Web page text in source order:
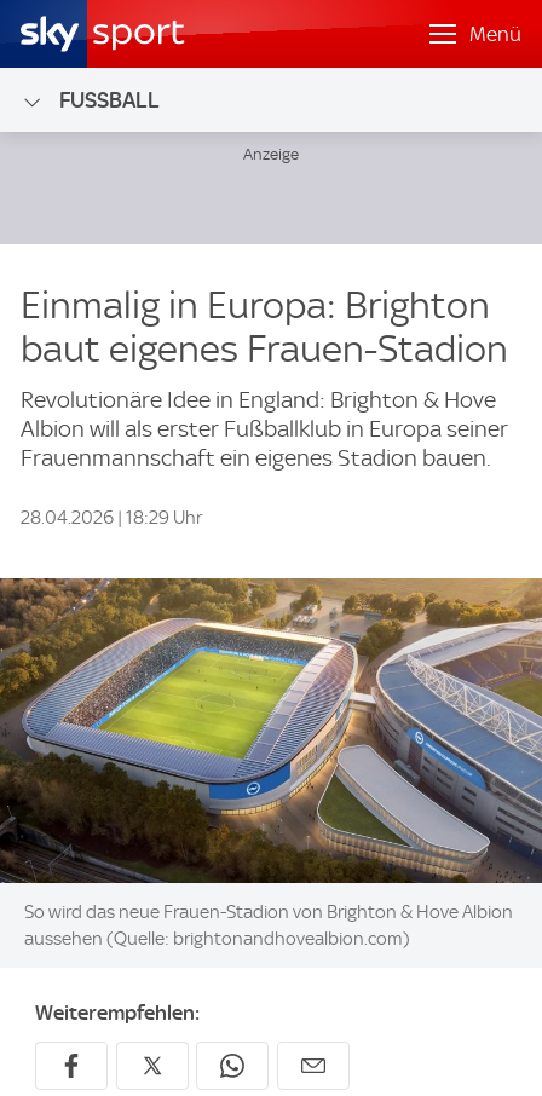
Menü
FUSSBALL
Einmalig in Europa: Brighton
baut eigenes Frauen-Stadion
Revolutionäre Idee in England: Brighton & Hove
Albion will als erster Fußballklub in Europa seiner
Frauenmannschaft ein eigenes Stadion bauen.
28.04.2026 | 18:29 Uhr
Image:
So wird das neue Frauen-Stadion von Brighton & Hove Albion
aussehen (Quelle: brightonandhovealbion.com)
Weiterempfehlen: